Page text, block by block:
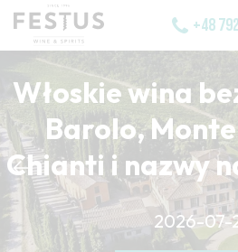
+48
Włoskie wina
Barolo,
Chianti i nazwy
2026-07-
CZYTAJ